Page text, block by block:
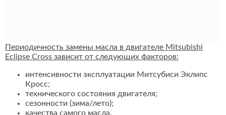
Периодичность замены масла в двигателе Mitsubishi
Eclipse Cross зависит от следующих факторов:
интенсивности эксплуатации Митсубиси Эклипс
Кросс;
технического состояния двигателя;
сезонности (зима/лето);
качества самого масла.